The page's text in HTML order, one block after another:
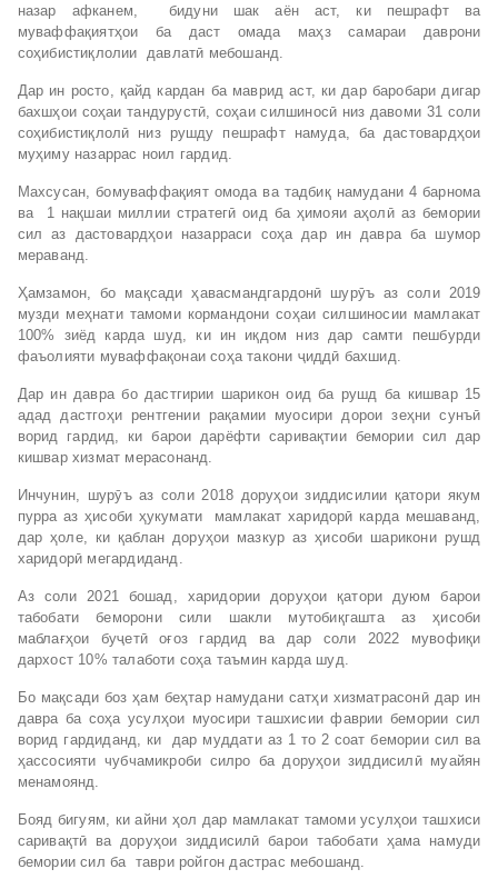
назар афканем, бидуни шак аён аст, ки пешрафт ва
муваффақиятҳои ба даст омада маҳз самараи даврони
соҳибистиқлолии давлатӣ мебошанд.
Дар ин росто, қайд кардан ба маврид аст, ки дар баробари дигар
бахшҳои соҳаи тандурустӣ, соҳаи силшиносӣ низ давоми 31 соли
соҳибистиқлолӣ низ рушду пешрафт намуда, ба дастовардҳои
муҳиму назаррас ноил гардид.
Махсусан, бомуваффақият омода ва тадбиқ намудани 4 барнома
ва 1 нақшаи миллии стратегӣ оид ба ҳимояи аҳолӣ аз бемории
сил аз дастовардҳои назарраси соҳа дар ин давра ба шумор
мераванд.
Ҳамзамон, бо мақсади ҳавасмандгардонӣ шурӯъ аз соли 2019
музди меҳнати тамоми кормандони соҳаи силшиносии мамлакат
100% зиёд карда шуд, ки ин иқдом низ дар самти пешбурди
фаъолияти муваффақонаи соҳа такони ҷиддӣ бахшид.
Дар ин давра бо дастгирии шарикон оид ба рушд ба кишвар 15
адад дастгоҳи рентгении рақамии муосири дорои зеҳни сунъӣ
ворид гардид, ки барои дарёфти саривақтии бемории сил дар
кишвар хизмат мерасонанд.
Инчунин, шурӯъ аз соли 2018 доруҳои зиддисилии қатори якум
пурра аз ҳисоби ҳукумати мамлакат харидорӣ карда мешаванд,
дар ҳоле, ки қаблан доруҳои мазкур аз ҳисоби шарикони рушд
харидорӣ мегардиданд.
Аз соли 2021 бошад, харидории доруҳои қатори дуюм барои
табобати беморони сили шакли мутобиқгашта аз ҳисоби
маблағҳои буҷетӣ оғоз гардид ва дар соли 2022 мувофиқи
дархост 10% талаботи соҳа таъмин карда шуд.
Бо мақсади боз ҳам беҳтар намудани сатҳи хизматрасонӣ дар ин
давра ба соҳа усулҳои муосири ташхисии фаврии бемории сил
ворид гардиданд, ки дар муддати аз 1 то 2 соат бемории сил ва
ҳассосияти чубчамикроби силро ба доруҳои зиддисилӣ муайян
менамоянд.
Бояд бигуям, ки айни ҳол дар мамлакат тамоми усулҳои ташхиси
саривақтӣ ва доруҳои зиддисилӣ барои табобати ҳама намуди
бемории сил ба таври ройгон дастрас мебошанд.